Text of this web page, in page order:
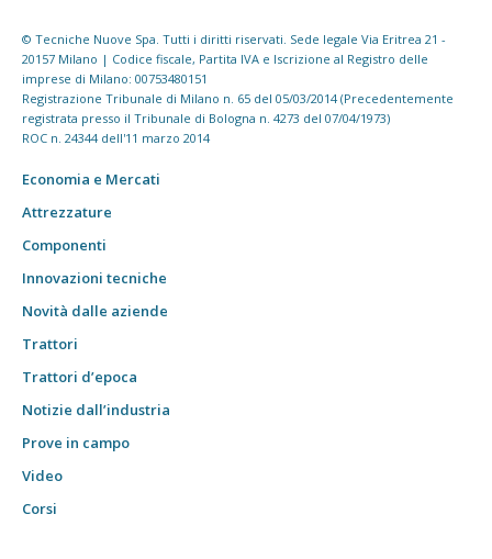
© Tecniche Nuove Spa. Tutti i diritti riservati. Sede legale Via Eritrea 21 -
20157 Milano | Codice fiscale, Partita IVA e Iscrizione al Registro delle
imprese di Milano: 00753480151
Registrazione Tribunale di Milano n. 65 del 05/03/2014 (Precedentemente
registrata presso il Tribunale di Bologna n. 4273 del 07/04/1973)
ROC n. 24344 dell'11 marzo 2014
Economia e Mercati
Attrezzature
Componenti
Innovazioni tecniche
Novità dalle aziende
Trattori
Trattori d’epoca
Notizie dall’industria
Prove in campo
Video
Corsi